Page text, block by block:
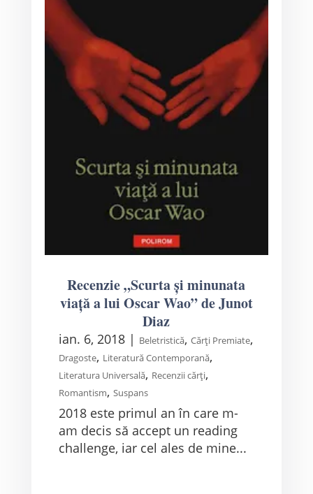
Recenzie „Scurta și minunata
viață a lui Oscar Wao” de Junot
Diaz
ian. 6, 2018| Beletristică, Cărți Premiate,
Dragoste, Literatură Contemporană,
Literatura Universală, Recenzii cărți,
Romantism, Suspans
2018 este primul an în care m-
am decis să accept un reading
challenge, iar cel ales de mine...